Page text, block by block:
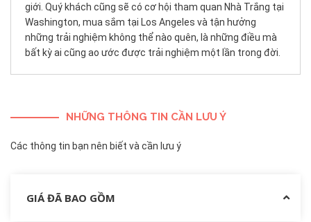
giới. Quý khách cũng sẽ có cơ hội tham quan Nhà Trắng tại
Washington, mua sắm tại Los Angeles và tận hưởng
những trải nghiệm không thể nào quên, là những điều mà
bất kỳ ai cũng ao ước được trải nghiệm một lần trong đời.
NHỮNG THÔNG TIN CẦN LƯU Ý
Các thông tin bạn nên biết và cần lưu ý
GIÁ ĐÃ BAO GỒM